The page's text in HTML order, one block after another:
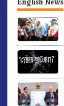
English News